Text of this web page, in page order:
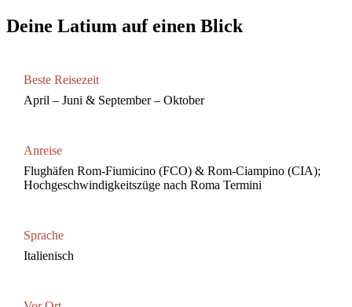
Deine Latium auf einen Blick
Beste Reisezeit
April – Juni & September – Oktober
Anreise
Flughäfen Rom-Fiumicino (FCO) & Rom-Ciampino (CIA);
Hochgeschwindigkeitszüge nach Roma Termini
Sprache
Italienisch